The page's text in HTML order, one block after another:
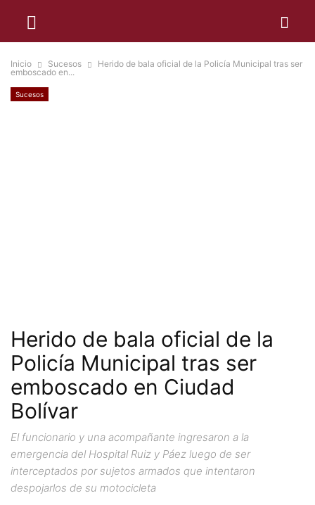
Inicio Sucesos
Herido de bala oficial de la Policía Municipal tras ser
emboscado en...
Sucesos
Herido de bala oficial de la
Policía Municipal tras ser
emboscado en Ciudad
Bolívar
El funcionario y una acompañante ingresaron a la
emergencia del Hospital Ruiz y Páez luego de ser
interceptados por sujetos armados que intentaron
despojarlos de su motocicleta